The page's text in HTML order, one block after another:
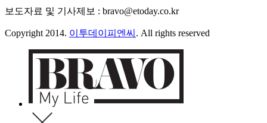
보도자료 및 기사제보 : bravo@etoday.co.kr
Copyright 2014. 이투데이피엔씨 . All rights reserved